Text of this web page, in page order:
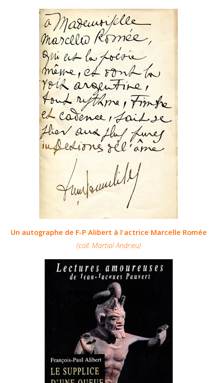
Un autographe de F-P Alibert à l'actrice Marcelle Romée
(coll. Martial Andrieu)